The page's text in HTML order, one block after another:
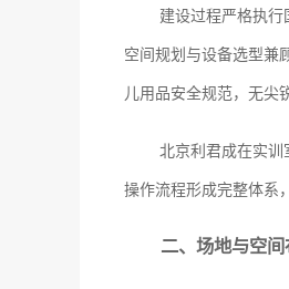
建设过程严格执
空间规划与设备选型兼
儿用品安全规范，无尖
北京利君成在实
操作流程形成完整体系
二、场地与空